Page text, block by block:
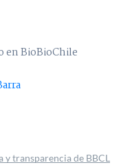
en BioBioChile
y transparencia de BBCL